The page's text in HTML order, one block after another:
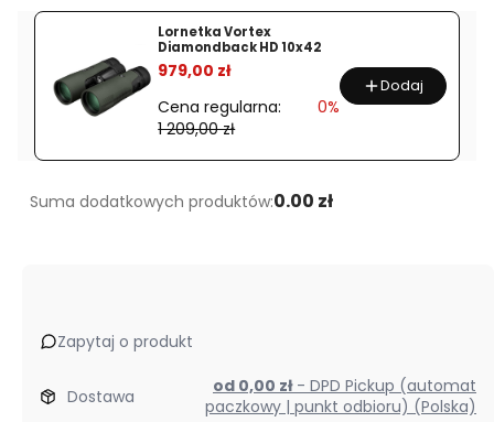
Lornetka Vortex
Diamondback HD 10x42
979,00 zł
Cena regularna:
1 209,00 zł
0%
Dodaj
Suma dodatkowych produktów:0.00 zł
Zapytaj o produkt
Dostawa od 0,00 zł - DPD Pickup (automat
paczkowy | punkt odbioru) (Polska)